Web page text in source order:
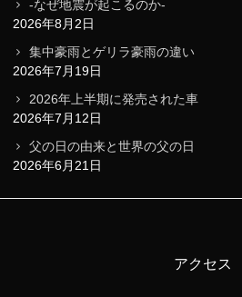
-なぜ地震が起こるのか-
2026年8月2日
集中豪雨とゲリラ豪雨の違い
2026年7月19日
2026年上半期に発売された車
2026年7月12日
父の日の由来と世界の父の日
2026年6月21日
アクセス